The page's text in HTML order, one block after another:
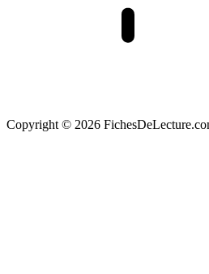
Copyright © 2026